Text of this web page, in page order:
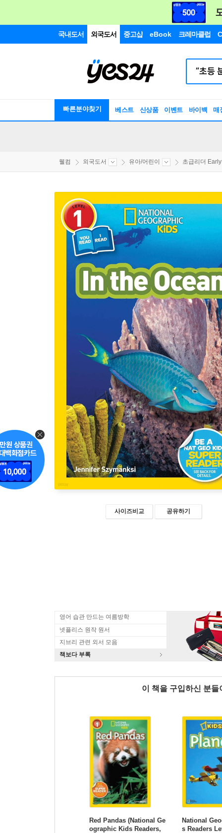
국내도서 외국도서 중고샵 eBook 크레마클럽
빠른분야찾기 베스트 신상품 이벤트 바이백 매
웰컴 외국도서 유아/어린이 초급리더
사이즈비교 공유하기
영어 습관 만드는 여름방학
넷플리스 원작 원서
지브리 관련 외서 모음
책보다 부록
이 책을 구입하신 분
Red Pandas (National Ge
ographic Kids Readers,
National
s Readers